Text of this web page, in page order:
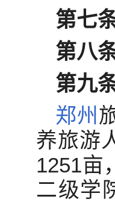
第七
第八
第九
郑州
养旅游
1251亩
二级学